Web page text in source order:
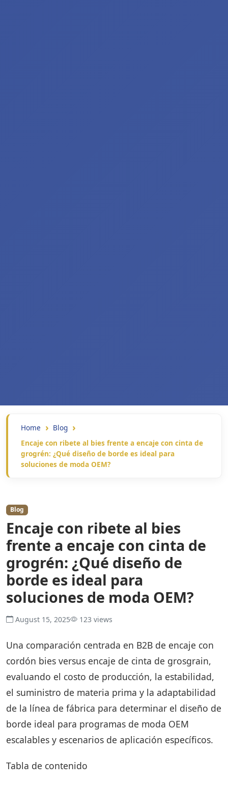
Home
Blog
Encaje con ribete al bies frente a encaje con cinta de
grogrén: ¿Qué diseño de borde es ideal para
soluciones de moda OEM?
Blog
Encaje con ribete al bies
frente a encaje con cinta de
grogrén: ¿Qué diseño de
borde es ideal para
soluciones de moda OEM?
August 15, 2025 123 views
Una comparación centrada en B2B de encaje con
cordón bies versus encaje de cinta de grosgrain,
evaluando el costo de producción, la estabilidad,
el suministro de materia prima y la adaptabilidad
de la línea de fábrica para determinar el diseño de
borde ideal para programas de moda OEM
escalables y escenarios de aplicación específicos.
Tabla de contenido